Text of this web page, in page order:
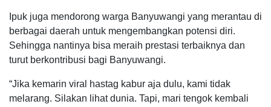
Ipuk juga mendorong warga Banyuwangi yang merantau di
berbagai daerah untuk mengembangkan potensi diri.
Sehingga nantinya bisa meraih prestasi terbaiknya dan
turut berkontribusi bagi Banyuwangi.
“Jika kemarin viral hastag kabur aja dulu, kami tidak
melarang. Silakan lihat dunia. Tapi, mari tengok kembali